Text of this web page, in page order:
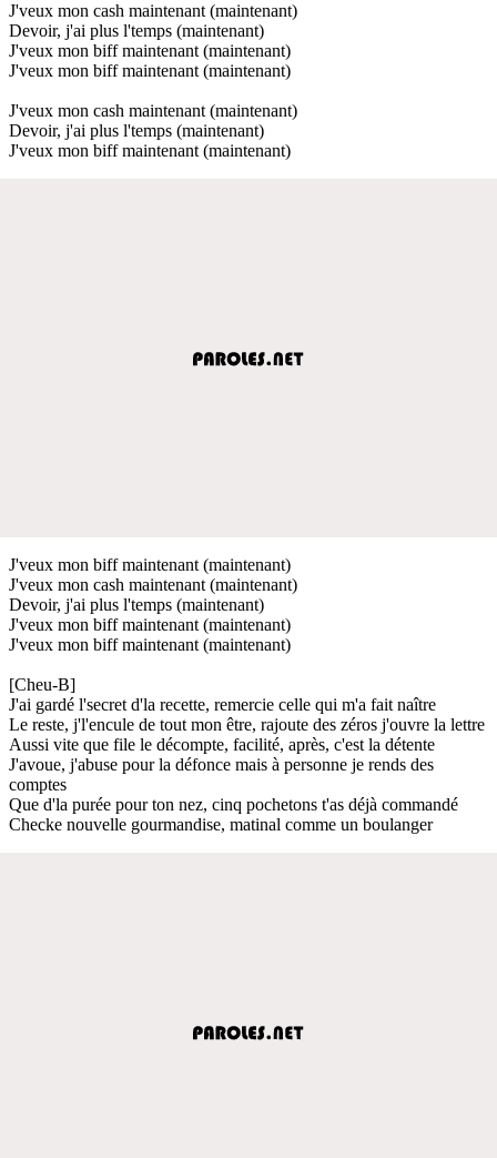
J'veux mon cash maintenant (maintenant)
Devoir, j'ai plus l'temps (maintenant)
J'veux mon biff maintenant (maintenant)
J'veux mon biff maintenant (maintenant)
J'veux mon cash maintenant (maintenant)
Devoir, j'ai plus l'temps (maintenant)
J'veux mon biff maintenant (maintenant)
J'veux mon biff maintenant (maintenant)
J'veux mon cash maintenant (maintenant)
Devoir, j'ai plus l'temps (maintenant)
J'veux mon biff maintenant (maintenant)
J'veux mon biff maintenant (maintenant)
[Cheu-B]
J'ai gardé l'secret d'la recette, remercie celle qui m'a fait naître
Le reste, j'l'encule de tout mon être, rajoute des zéros j'ouvre la lettre
Aussi vite que file le décompte, facilité, après, c'est la détente
J'avoue, j'abuse pour la défonce mais à personne je rends des
comptes
Que d'la purée pour ton nez, cinq pochetons t'as déjà commandé
Checke nouvelle gourmandise, matinal comme un boulanger